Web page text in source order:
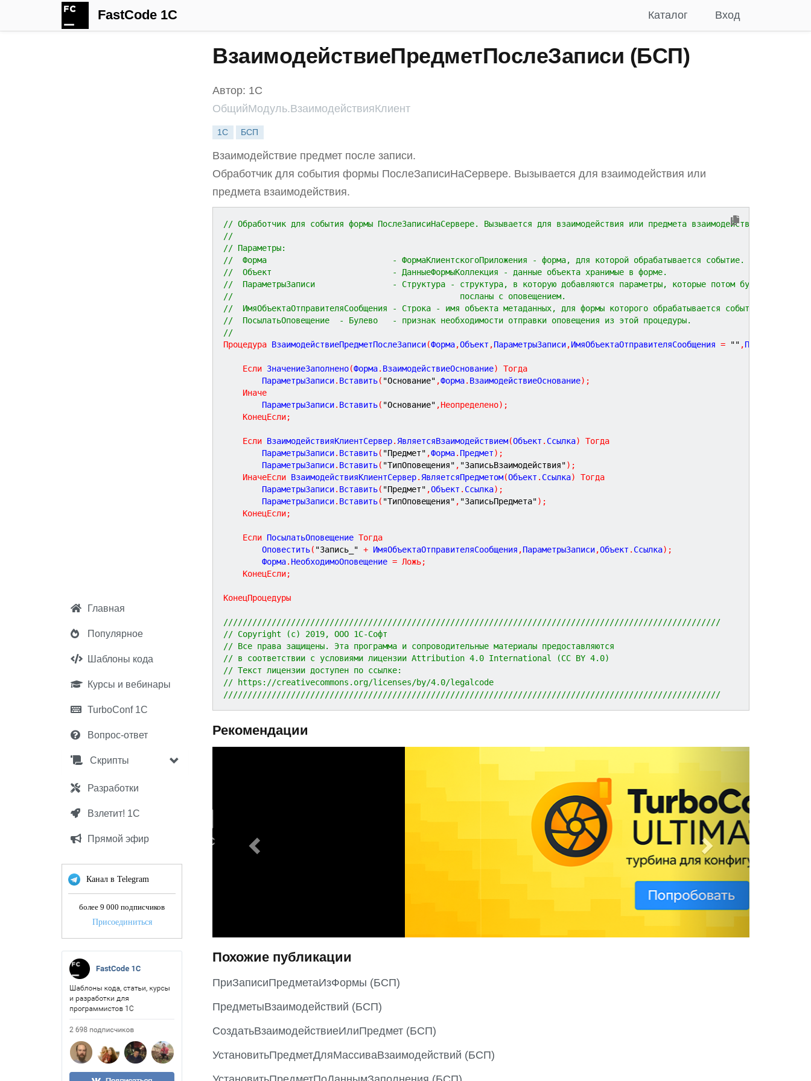
FastCode 1C Вход
Каталог
Главная
Популярное
Шаблоны кода
Курсы и вебинары
TurboConf 1С
Вопрос-ответ
Скрипты
Разработки
Взлетит! 1С
Прямой эфир
Канал в Telegram
более 9 000 подписчиков
Присоединиться
ВзаимодействиеПредметПослеЗаписи (БСП)
Автор: 1С
ОбщийМодуль.ВзаимодействияКлиент
1С БСП
Взаимодействие предмет после записи.
Обработчик для события формы ПослеЗаписиНаСервере. Вызывается для взаимодействия или
предмета взаимодействия.
// Обработчик для события формы ПослеЗаписиНаСервере. Вызывается для взаимодействия или предмета взаимодействия.
//
// Параметры:
//  Форма                          - ФормаКлиентскогоПриложения - форма, для которой обрабатывается событие.
//  Объект                         - ДанныеФормыКоллекция - данные объекта хранимые в форме.
//  ПараметрыЗаписи                - Структура - структура, в которую добавляются параметры, которые потом будут
//                                               посланы с оповещением.
//  ИмяОбъектаОтправителяСообщения - Строка - имя объекта метаданных, для формы которого обрабатывается событие.
//  ПосылатьОповещение  - Булево   - признак необходимости отправки оповещения из этой процедуры.
//
Процедура ВзаимодействиеПредметПослеЗаписи(Форма,Объект ,ПараметрыЗаписи,ИмяОбъектаОтправителяСообщения = "" ,
Если ЗначениеЗаполнено(Форма. ВзаимодействиеОснование)
Тогда
		ПараметрыЗаписи
. Вставить( "Основание" ,Форма. ВзаимодействиеОснование) ;
Иначе
		ПараметрыЗаписи
. Вставить( "Основание" ,Неопределено) ;
КонецЕсли;
Если ВзаимодействияКлиентСервер. ЯвляетсяВзаимодействием(Объект . Ссылка)
Тогда
		ПараметрыЗаписи
. Вставить( "Предмет" ,Форма. Предмет) ;
		ПараметрыЗаписи
. Вставить( "ТипОповещения" , "ЗаписьВзаимодействия") ;
ИначеЕсли ВзаимодействияКлиентСервер. ЯвляетсяПредметом(Объект . Ссылка)
Тогда
		ПараметрыЗаписи
. Вставить( "Предмет" ,Объект . Ссылка) ;
		ПараметрыЗаписи
. Вставить( "ТипОповещения" , "ЗаписьПредмета") ;
КонецЕсли;
Если ПосылатьОповещение Тогда
		Оповестить
( "Запись_" + ИмяОбъектаОтправителяСообщения ,ПараметрыЗаписи,Объект . Ссылка) ;
		Форма
. НеобходимоОповещение = Ложь;
КонецЕсли;
КонецПроцедуры
///////////////////////////////////////////////////////////////////////////////////////////////////////
// Copyright (c) 2019, ООО 1С-Софт
// Все права защищены. Эта программа и сопроводительные материалы предоставляются
// в соответствии с условиями лицензии Attribution 4.0 International (CC BY 4.0)
// Текст лицензии доступен по ссылке:
// https://creativecommons.org/licenses/by/4.0/legalcode
///////////////////////////////////////////////////////////////////////////////////////////////////////
Рекомендации
o
u
t
Похожие публикации
ПриЗаписиПредметаИзФормы (БСП)
ПредметыВзаимодействий (БСП)
СоздатьВзаимодействиеИлиПредмет (БСП)
УстановитьПредметДляМассиваВзаимодействий (БСП)